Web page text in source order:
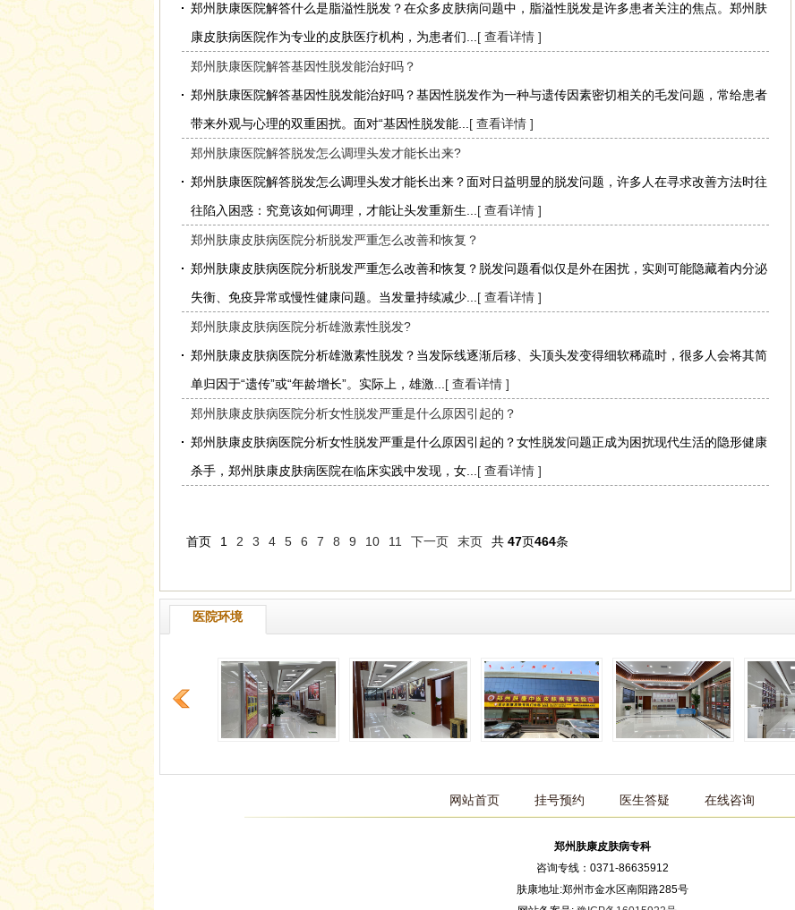
郑州肤康医院解答什么是脂溢性脱发？在众多皮肤病问题中，脂溢性脱发是许多患者关注的焦点。郑州肤
康皮肤病医院作为专业的皮肤医疗机构，为患者们... [ 查看详情 ]
郑州肤康医院解答基因性脱发能治好吗？
郑州肤康医院解答基因性脱发能治好吗？基因性脱发作为一种与遗传因素密切相关的毛发问题，常给患者
带来外观与心理的双重困扰。面对“基因性脱发能... [ 查看详情 ]
郑州肤康医院解答脱发怎么调理头发才能长出来?
郑州肤康医院解答脱发怎么调理头发才能长出来？面对日益明显的脱发问题，许多人在寻求改善方法时往
往陷入困惑：究竟该如何调理，才能让头发重新生... [ 查看详情 ]
郑州肤康皮肤病医院分析脱发严重怎么改善和恢复？
郑州肤康皮肤病医院分析脱发严重怎么改善和恢复？脱发问题看似仅是外在困扰，实则可能隐藏着内分泌
失衡、免疫异常或慢性健康问题。当发量持续减少... [ 查看详情 ]
郑州肤康皮肤病医院分析雄激素性脱发?
郑州肤康皮肤病医院分析雄激素性脱发？当发际线逐渐后移、头顶头发变得细软稀疏时，很多人会将其简
单归因于“遗传”或“年龄增长”。实际上，雄激... [ 查看详情 ]
郑州肤康皮肤病医院分析女性脱发严重是什么原因引起的？
郑州肤康皮肤病医院分析女性脱发严重是什么原因引起的？女性脱发问题正成为困扰现代生活的隐形健康
杀手，郑州肤康皮肤病医院在临床实践中发现，女... [ 查看详情 ]
首页 1 2 3 4 5 6 7 8 9 10 11 下一页 末页 共 47页464条
医院环境
网站首页 挂号预约 医生答疑 在线咨询
郑州肤康皮肤病专科
咨询专线：0371-86635912
肤康地址:郑州市金水区南阳路285号